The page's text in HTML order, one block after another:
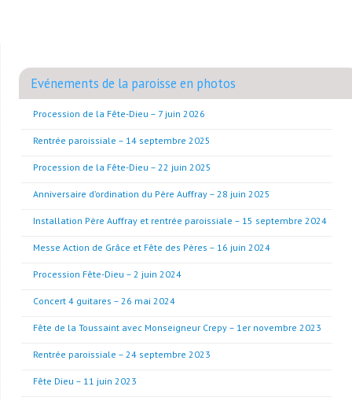
Evénements de la paroisse en photos
Procession de la Fête-Dieu – 7 juin 2026
Rentrée paroissiale – 14 septembre 2025
Procession de la Fête-Dieu – 22 juin 2025
Anniversaire d’ordination du Père Auffray – 28 juin 2025
Installation Père Auffray et rentrée paroissiale – 15 septembre 2024
Messe Action de Grâce et Fête des Pères – 16 juin 2024
Procession Fête-Dieu – 2 juin 2024
Concert 4 guitares – 26 mai 2024
Fête de la Toussaint avec Monseigneur Crepy – 1er novembre 2023
Rentrée paroissiale – 24 septembre 2023
Fête Dieu – 11 juin 2023